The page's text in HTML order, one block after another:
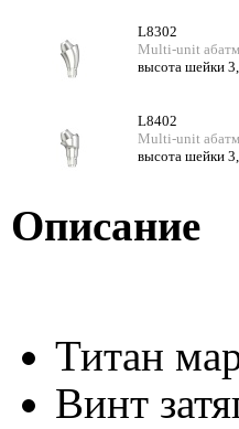
L8302
Multi-unit
высота шейки
L8402
Multi-unit
высота шейки
Описание
Титан
Винт